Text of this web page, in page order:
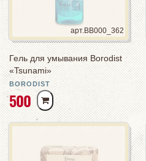
арт.BB000_362
Гель для умывания Borodist
«Tsunami»
BORODIST
500РУБ